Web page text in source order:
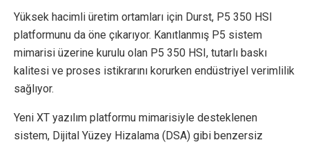
Yüksek hacimli üretim ortamları için Durst, P5 350 HSI
platformunu da öne çıkarıyor. Kanıtlanmış P5 sistem
mimarisi üzerine kurulu olan P5 350 HSI, tutarlı baskı
kalitesi ve proses istikrarını korurken endüstriyel verimlilik
sağlıyor.
Yeni XT yazılım platformu mimarisiyle desteklenen
sistem, Dijital Yüzey Hizalama (DSA) gibi benzersiz